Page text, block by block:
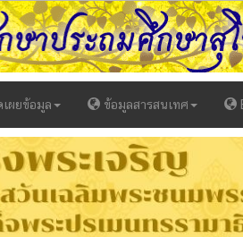
เผยข้อมูล ข้อมูลสารสนเทศ